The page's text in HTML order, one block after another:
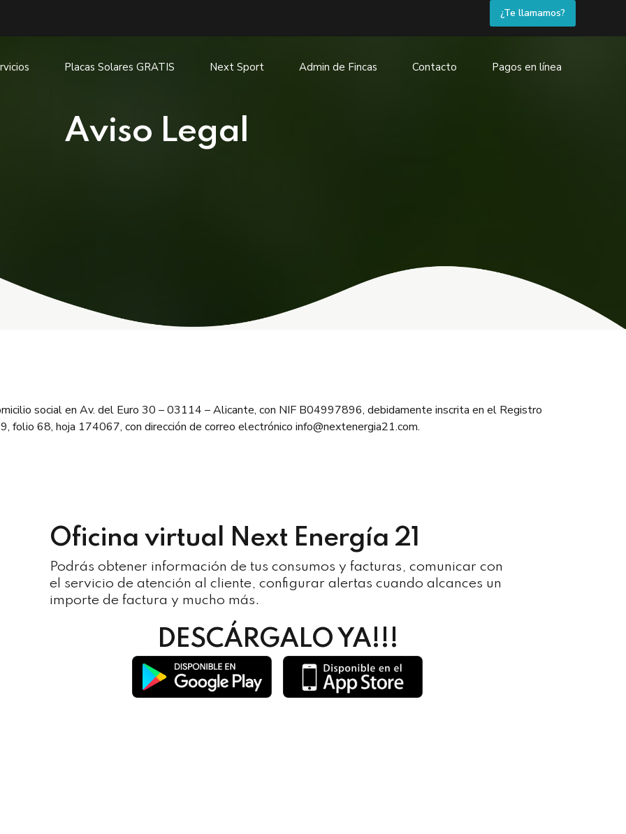
¿Te llamamos?
Placas Solares GRATIS Next Sport Admin de Fincas Contacto Pagos en línea
Aviso Legal
social en Av. del Euro 30 – 03114 – Alicante, con NIF B04997896, debidamente inscrita en el Registro
folio 68, hoja 174067, con dirección de correo electrónico info@nextenergia21.com.
Oficina virtual Next Energía 21
Podrás obtener información de tus consumos y facturas, comunicar con
el servicio de atención al cliente, configurar alertas cuando alcances un
importe de factura y mucho más.
DESCÁRGALO YA!!!